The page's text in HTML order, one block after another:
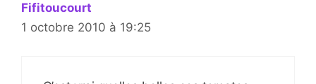
Fifitoucourt
1 octobre 2010 à 19:25